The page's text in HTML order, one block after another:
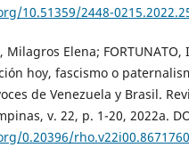
10.51359/2448-
Milagros Elena;
hoy, fascismo o
de Venezuela y Brasil.
v. 22, p. 1-20, 2022a.
0.20396/rho.v22i00.8671760